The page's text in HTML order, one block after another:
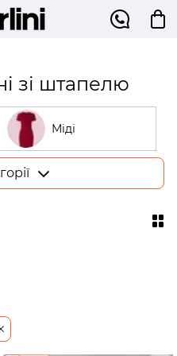
зі штапелю
Міді